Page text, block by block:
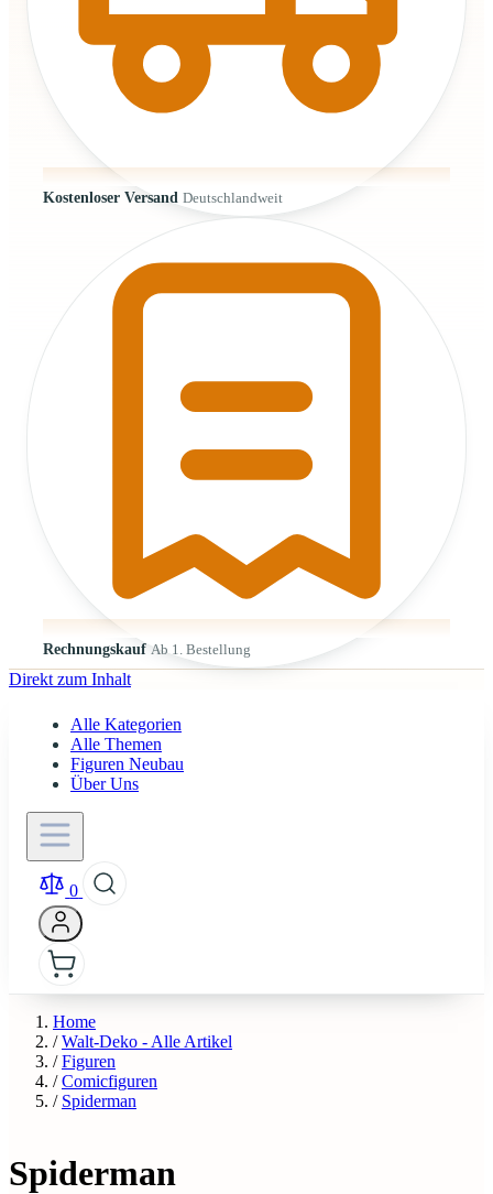
Kostenloser Versand Deutschlandweit
Rechnungskauf Ab 1. Bestellung
Direkt zum Inhalt
Alle Kategorien
Alle Themen
Figuren Neubau
Über Uns
0
Home
/ Walt-Deko - Alle Artikel
/ Figuren
/ Comicfiguren
/ Spiderman
Spiderman